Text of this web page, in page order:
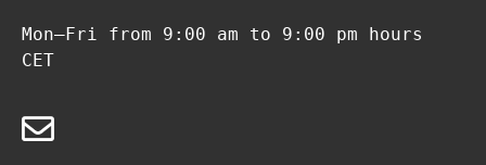
Mon–Fri from 9:00 am to 9:00 pm hours
CET